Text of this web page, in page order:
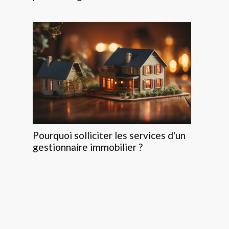
Pourquoi solliciter les services d'un
gestionnaire immobilier ?